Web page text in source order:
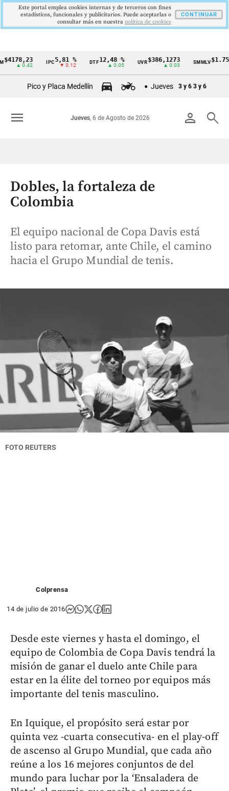
Cintillo
Colombia
▲ 0.42
IPC 5,81 %
▼ 0.12
DTF 12,48 %
▲ 0.05
UVR $386,1273
▲ 0.03
SMMLV
Pico y Placa Medellín Jueves 3 y 6 3 y 6
person search
Jueves, 6 de Agosto de 2026
menu
Dobles, la fortaleza de
Colombia
El equipo nacional de Copa Davis está
listo para retomar, ante Chile, el camino
hacia el Grupo Mundial de tenis.
FOTO REUTERS
Colprensa
14 de julio de 2016
Desde este viernes y hasta el domingo, el
equipo de Colombia de Copa Davis tendrá la
misión de ganar el duelo ante Chile para
estar en la élite del torneo por equipos más
importante del tenis masculino.
En Iquique, el propósito será estar por
quinta vez -cuarta consecutiva- en el play-off
de ascenso al Grupo Mundial, que cada año
reúne a los 16 mejores conjuntos de del
mundo para luchar por la ‘Ensaladera de
Este portal emplea cookies internas y de terceros con fines
estadísticos, funcionales y publicitarios. Puede aceptarlas o
consultar más en nuestra politica de cookies
CONTINUAR